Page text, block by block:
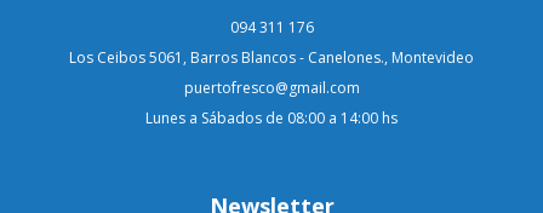
094 311 176
Los Ceibos 5061, Barros Blancos - Canelones., Montevideo
puertofresco@gmail.com
Lunes a Sábados de 08:00 a 14:00 hs
Newsletter